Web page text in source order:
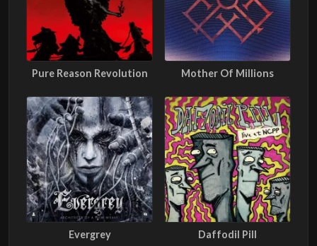
Pure Reason Revolution Mother Of Millions
Evergrey Daffodil Pill